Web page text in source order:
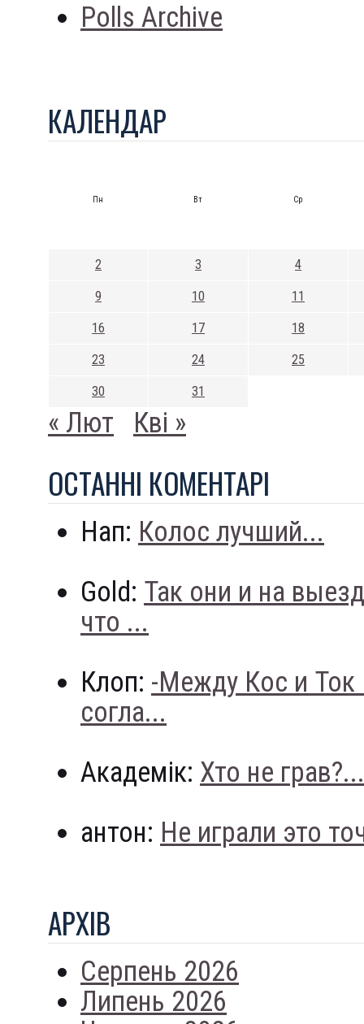
Polls Archive
КАЛЕНДАР
Пн Вт Ср
2 3 4
9 10 11
16 17 18
23 24 25
30 31
« Лют Кві »
ОСТАННI КОМЕНТАРI
Нап: Колос лучший...
Gold: Так они и на
что ...
Клоп: -Между Кос и
согла...
Академік: Хто не грав?...
антон: Не играли это
АРХIВ
Серпень 2026
Липень 2026